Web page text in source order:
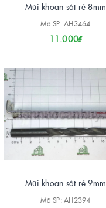
Mũi khoan sắt rẻ 8mm
Mã SP: AH3464
11.000₫
Mũi khoan sắt rẻ 9mm
Mã SP: AH2394